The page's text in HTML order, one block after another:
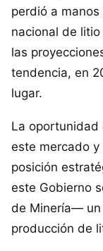
perdió a
nacional de
las
tendencia, en
lugar.
La oportunidad
este mercado
posición
este Gobierno
de Minería— un
producción de